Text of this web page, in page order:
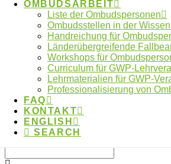
OMBUDSARBEIT
Liste der Ombudspersonen
Ombudsstellen in der
Handreichung für
Länderübergreifende
Workshops für
Curriculum für GWP-
Lehrmaterialien für GWP-
Professionalisierung von
FAQ
KONTAKT
ENGLISH
SEARCH
Forschung veröffentlicht
Impressum
FAQ
Kontakt
Datenschutzerklärung
Made with ❤︎ bygalaniprojects GmbH ©